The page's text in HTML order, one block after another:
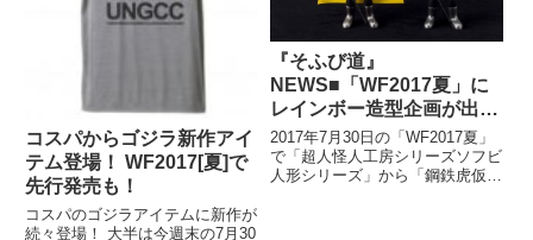
コスパからゴジラ新作アイ
テム登場！ WF2017[夏]で
先行発売も！
コスパのゴジラアイテムに新作が
続々登場！ 大半は今週末の7月30
『そふび道』
NEWS■「WF2017夏」に
レインボー造型企画が出
店！ そこで気になる「超
人怪人工房シリーズ」の
「仮面怪人」を再販！
2017年7月30日の「WF2017夏」
で「超人怪人工房シリーズソフビ
人形シリーズ」から「鋼鉄虎仮